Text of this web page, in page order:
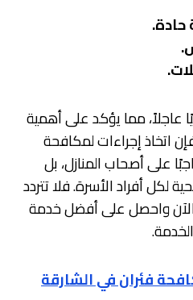
عاجلاً، مما يؤكد على أهمية
اتخاذ إجراءات لمكافحة
على أصحاب المنازل، بل
لكل أفراد الأسرة. فلا تتردد
الآن واحصل على أفضل خدمة
فئران في الشارقة